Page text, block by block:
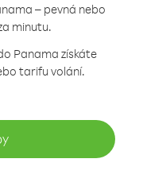
– pevná nebo
minutu.
Panama získáte
tarifu volání.